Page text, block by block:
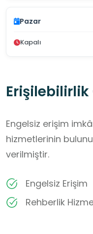
Pazar
Kapalı
Engelsiz erişim
hizmetlerinin
verilmiştir.
Engelsiz Erişim
Rehberlik